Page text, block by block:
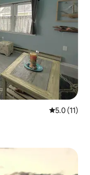
レビュー11
5.0 (11)